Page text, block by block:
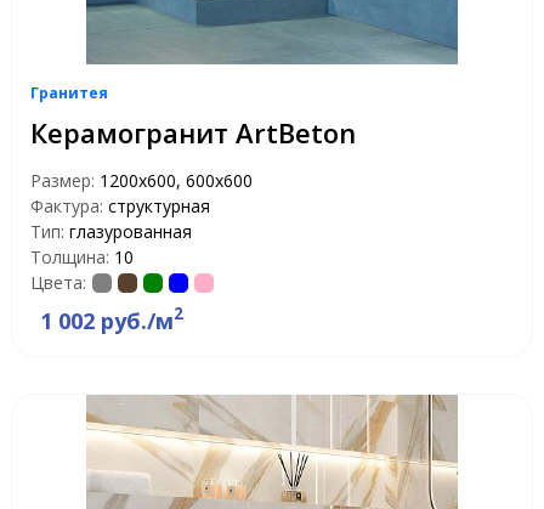
Гранитея
Керамогранит ArtBeton
Размер: 1200х600, 600х600
Фактура: структурная
Тип: глазурованная
Толщина: 10
Цвета:
1 002 руб./м2